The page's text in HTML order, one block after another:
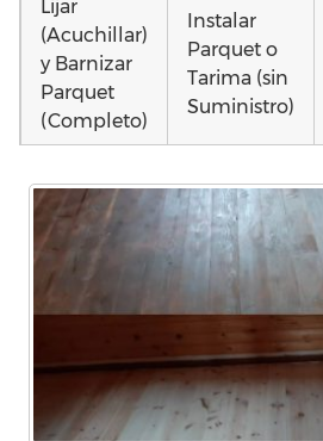
Lijar
(Acuchillar)
y Barnizar
Parquet
(Completo)
Instalar
Parquet o
Tarima (sin
Suministro)
parquet o
Tarima
Local
Comercial
parquet o
Tarima
Vivienda
(Completa)